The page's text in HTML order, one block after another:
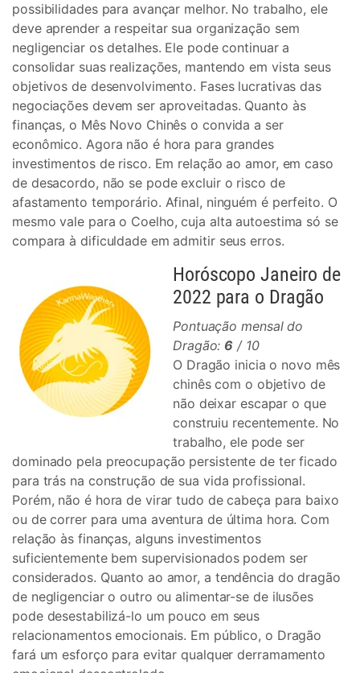
possibilidades para avançar melhor. No trabalho, ele
deve aprender a respeitar sua organização sem
negligenciar os detalhes. Ele pode continuar a
consolidar suas realizações, mantendo em vista seus
objetivos de desenvolvimento. Fases lucrativas das
negociações devem ser aproveitadas. Quanto às
finanças, o Mês Novo Chinês o convida a ser
econômico. Agora não é hora para grandes
investimentos de risco. Em relação ao amor, em caso
de desacordo, não se pode excluir o risco de
afastamento temporário. Afinal, ninguém é perfeito. O
mesmo vale para o Coelho, cuja alta autoestima só se
compara à dificuldade em admitir seus erros.
Horóscopo Janeiro de
2022 para o Dragão
Pontuação mensal do
Dragão: 6 / 10
O Dragão inicia o novo mês
chinês com o objetivo de
não deixar escapar o que
construiu recentemente. No
trabalho, ele pode ser
dominado pela preocupação persistente de ter ficado
para trás na construção de sua vida profissional.
Porém, não é hora de virar tudo de cabeça para baixo
ou de correr para uma aventura de última hora. Com
relação às finanças, alguns investimentos
suficientemente bem supervisionados podem ser
considerados. Quanto ao amor, a tendência do dragão
de negligenciar o outro ou alimentar-se de ilusões
pode desestabilizá-lo um pouco em seus
relacionamentos emocionais. Em público, o Dragão
fará um esforço para evitar qualquer derramamento